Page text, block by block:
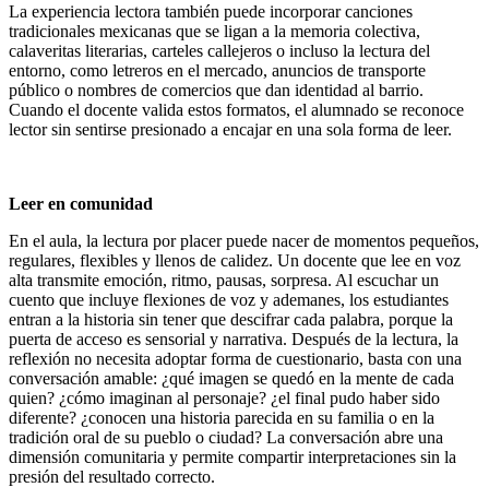
La experiencia lectora también puede incorporar canciones
tradicionales mexicanas que se ligan a la memoria colectiva,
calaveritas literarias, carteles callejeros o incluso la lectura del
entorno, como letreros en el mercado, anuncios de transporte
público o nombres de comercios que dan identidad al barrio.
Cuando el docente valida estos formatos, el alumnado se reconoce
lector sin sentirse presionado a encajar en una sola forma de leer.
Leer en comunidad
En el aula, la lectura por placer puede nacer de momentos pequeños,
regulares, flexibles y llenos de calidez. Un docente que lee en voz
alta transmite emoción, ritmo, pausas, sorpresa. Al escuchar un
cuento que incluye flexiones de voz y ademanes, los estudiantes
entran a la historia sin tener que descifrar cada palabra, porque la
puerta de acceso es sensorial y narrativa. Después de la lectura, la
reflexión no necesita adoptar forma de cuestionario, basta con una
conversación amable: ¿qué imagen se quedó en la mente de cada
quien? ¿cómo imaginan al personaje? ¿el final pudo haber sido
diferente? ¿conocen una historia parecida en su familia o en la
tradición oral de su pueblo o ciudad? La conversación abre una
dimensión comunitaria y permite compartir interpretaciones sin la
presión del resultado correcto.